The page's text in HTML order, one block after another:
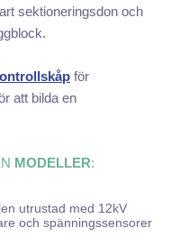
sektioneringsdon och
för
att bilda en
MODELLER:
utrustad med 12kV
och spänningssensorer